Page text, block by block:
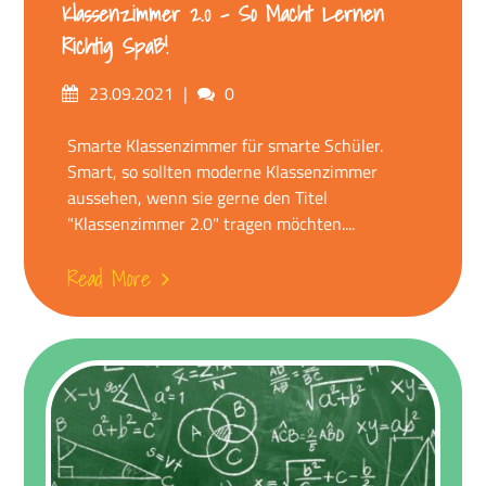
Klassenzimmer 2.0 – So Macht Lernen
Richtig Spaß!
Posted23.09.2021 Comments
0
Smarte Klassenzimmer für smarte Schüler.
Smart, so sollten moderne Klassenzimmer
aussehen, wenn sie gerne den Titel
"Klassenzimmer 2.0" tragen möchten....
Read More